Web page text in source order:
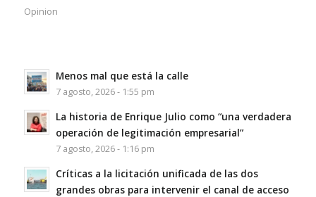
Opinion
Menos mal que está la calle
7 agosto, 2026 - 1:55 pm
La historia de Enrique Julio como “una verdadera
operación de legitimación empresarial”
7 agosto, 2026 - 1:16 pm
Críticas a la licitación unificada de las dos
grandes obras para intervenir el canal de acceso